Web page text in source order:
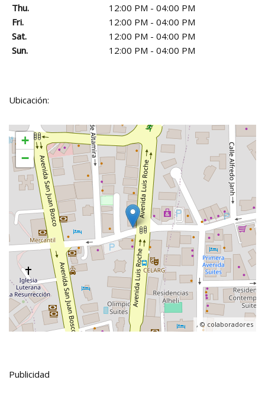
Thu.
12:00 PM - 04:00 PM
Fri.
12:00 PM - 04:00 PM
Sat.
12:00 PM - 04:00 PM
Sun.
12:00 PM - 04:00 PM
Ubicación:
+
−
, © colaboradores
Publicidad